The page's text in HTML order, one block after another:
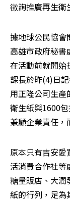
徴詢推廣再生衛
據地球公民協會
高雄市政府秘
在活動前就開始
課長於昨(4)日
用正隆公司生
衛生紙與1600
兼顧企業責任，
原本只有吉安
活消費合作社
糖量販店、大潤
紙的行列，足為